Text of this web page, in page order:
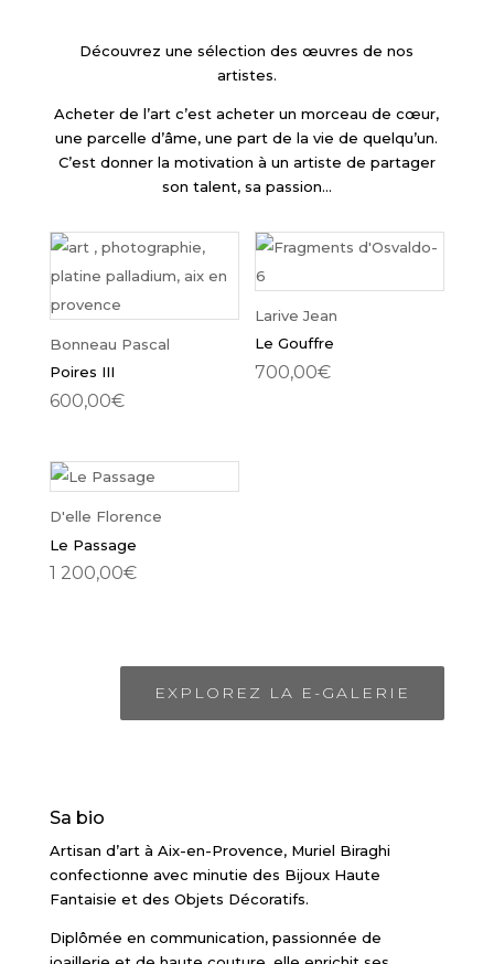
Découvrez une sélection des œuvres de nos
artistes.
Acheter de l’art c’est acheter un morceau de cœur,
une parcelle d’âme, une part de la vie de quelqu’un.
C’est donner la motivation à un artiste de partager
son talent, sa passion…
Bonneau Pascal
Poires III
600,00€
Larive Jean
Le Gouffre
700,00€
D'elle Florence
Le Passage
1 200,00€
EXPLOREZ LA E-GALERIE
Sa bio
Artisan d’art à Aix-en-Provence, Muriel Biraghi
confectionne avec minutie des Bijoux Haute
Fantaisie et des Objets Décoratifs.
Diplômée en communication, passionnée de